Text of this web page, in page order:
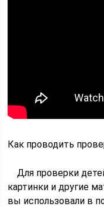
Как проводить
Для проверки
картинки и другие
вы использовали в